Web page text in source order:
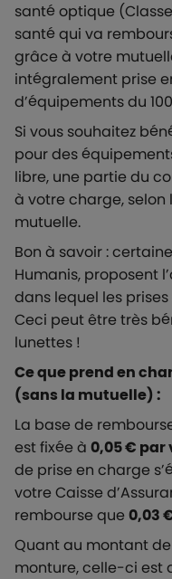
santé optique
santé qui va
grâce à votre
intégralement prise
d’équipements du
Si vous souhaitez
pour des
libre, une partie du
à votre charge,
mutuelle.
Bon à savoir :
Humanis, proposent
dans lequel les
Ceci peut être très
lunettes !
Ce que prend en
(sans la mutuelle) :
La base de
est fixée à 0,05 € par
de prise en charge
votre Caisse
rembourse que0,03
Quant au montant
monture, celle-ci est